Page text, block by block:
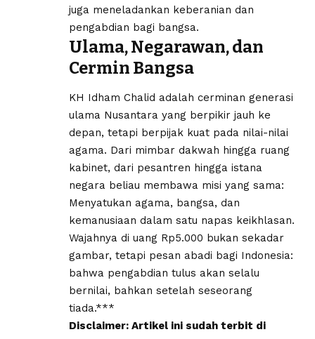
juga meneladankan keberanian dan
pengabdian bagi bangsa.
Ulama, Negarawan, dan
Cermin Bangsa
KH Idham Chalid adalah cerminan generasi
ulama Nusantara yang berpikir jauh ke
depan, tetapi berpijak kuat pada nilai-nilai
agama. Dari mimbar dakwah hingga ruang
kabinet, dari pesantren hingga istana
negara beliau membawa misi yang sama:
Menyatukan agama, bangsa, dan
kemanusiaan dalam satu napas keikhlasan.
Wajahnya di uang Rp5.000 bukan sekadar
gambar, tetapi pesan abadi bagi Indonesia:
bahwa pengabdian tulus akan selalu
bernilai, bahkan setelah seseorang
tiada.***
Disclaimer: Artikel ini sudah terbit di